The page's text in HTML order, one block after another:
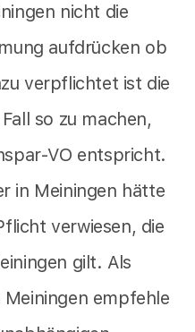
nicht die
aufdrücken ob
verpflichtet ist die
so zu machen,
VO entspricht.
in Meiningen hätte
verwiesen, die
gilt. Als
empfehle